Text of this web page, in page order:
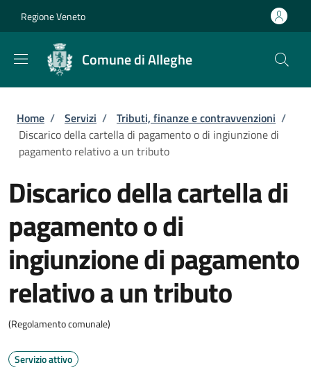
Regione Veneto
Comune di Alleghe
Briciole di pane
Home / Servizi / Tributi, finanze e contravvenzioni /
Discarico della cartella di pagamento o di ingiunzione di
pagamento relativo a un tributo
Discarico della cartella di
pagamento o di
ingiunzione di pagamento
relativo a un tributo
(Regolamento comunale)
Servizio attivo